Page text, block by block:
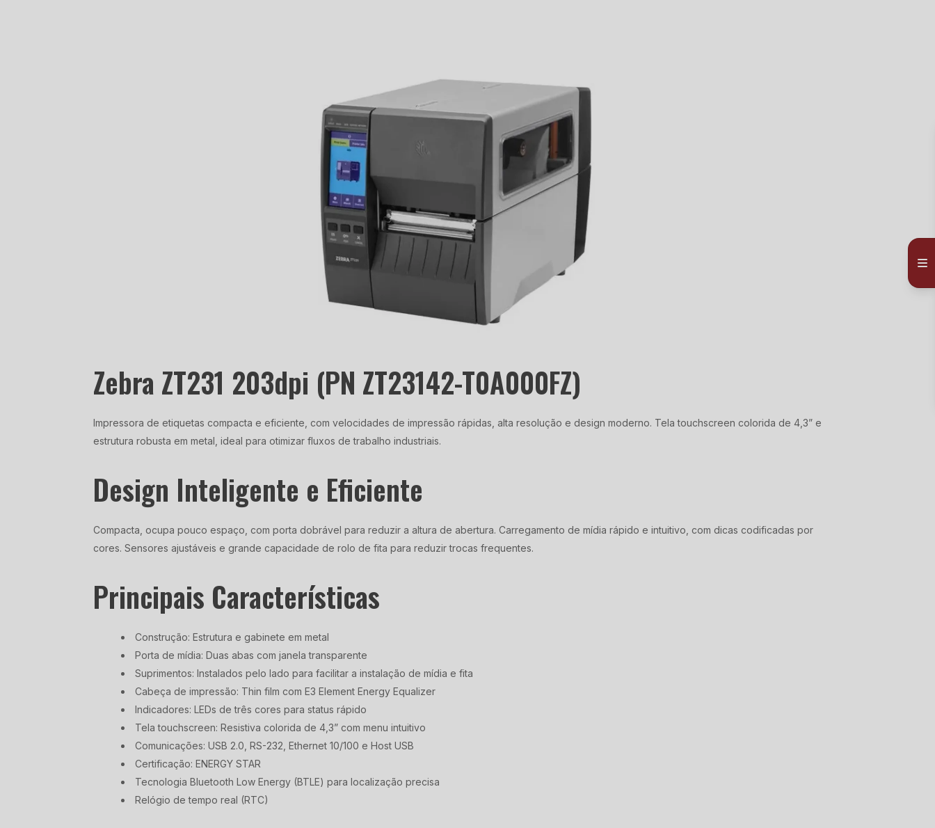
Zebra ZT231 203dpi (PN ZT23142-T0A000FZ)
Impressora de etiquetas compacta e eficiente, com velocidades de impressão rápidas, alta resolução e design moderno. Tela touchscreen colorida de 4,3” e
estrutura robusta em metal, ideal para otimizar fluxos de trabalho industriais.
Design Inteligente e Eficiente
Compacta, ocupa pouco espaço, com porta dobrável para reduzir a altura de abertura. Carregamento de mídia rápido e intuitivo, com dicas codificadas por
cores. Sensores ajustáveis e grande capacidade de rolo de fita para reduzir trocas frequentes.
Principais Características
Construção: Estrutura e gabinete em metal
Porta de mídia: Duas abas com janela transparente
Suprimentos: Instalados pelo lado para facilitar a instalação de mídia e fita
Cabeça de impressão: Thin film com E3 Element Energy Equalizer
Indicadores: LEDs de três cores para status rápido
Tela touchscreen: Resistiva colorida de 4,3” com menu intuitivo
Comunicações: USB 2.0, RS-232, Ethernet 10/100 e Host USB
Certificação: ENERGY STAR
Tecnologia Bluetooth Low Energy (BTLE) para localização precisa
Relógio de tempo real (RTC)